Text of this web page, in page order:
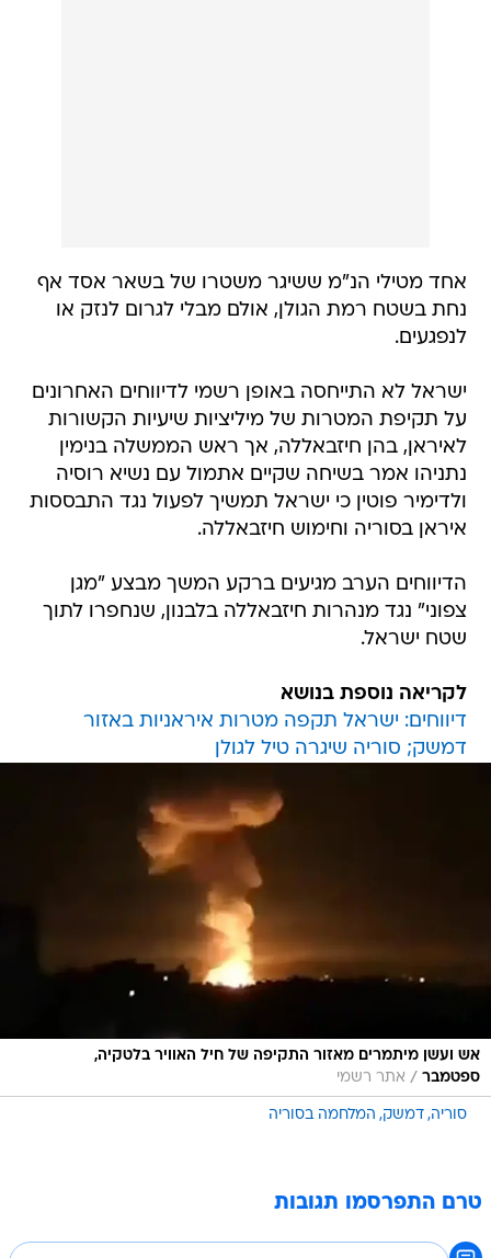
אחד מטילי הנ"מ ששיגר משטרו של בשאר אסד אף
נחת בשטח רמת הגולן, אולם מבלי לגרום לנזק או
לנפגעים.
ישראל לא התייחסה באופן רשמי לדיווחים האחרונים
על תקיפת המטרות של מיליציות שיעיות הקשורות
לאיראן, בהן חיזבאללה, אך ראש הממשלה בנימין
נתניהו אמר בשיחה שקיים אתמול עם נשיא רוסיה
ולדימיר פוטין כי ישראל תמשיך לפעול נגד התבססות
איראן בסוריה וחימוש חיזבאללה.
הדיווחים הערב מגיעים ברקע המשך מבצע "מגן
צפוני" נגד מנהרות חיזבאללה בלבנון, שנחפרו לתוך
שטח ישראל.
לקריאה נוספת בנושא
דיווחים: ישראל תקפה מטרות איראניות באזור
דמשק; סוריה שיגרה טיל לגולן
אש ועשן מיתמרים מאזור התקיפה של חיל האוויר בלטקיה,
ספטמבר / אתר רשמי
סוריה דמשק המלחמה בסוריה
טרם התפרסמו תגובות